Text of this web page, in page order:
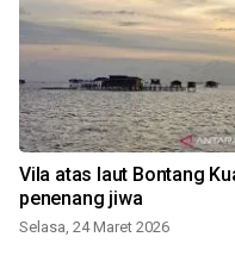
Vila atas laut Bontang
penenang jiwa
Selasa, 24 Maret 2026